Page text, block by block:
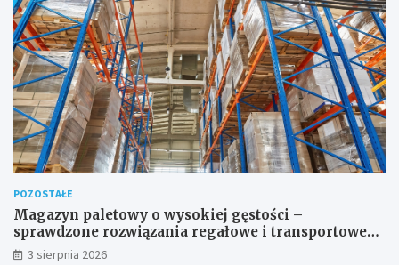
POZOSTAŁE
Magazyn paletowy o wysokiej gęstości –
sprawdzone rozwiązania regałowe i transportowe
dla wymagających przestrzeni
3 sierpnia 2026